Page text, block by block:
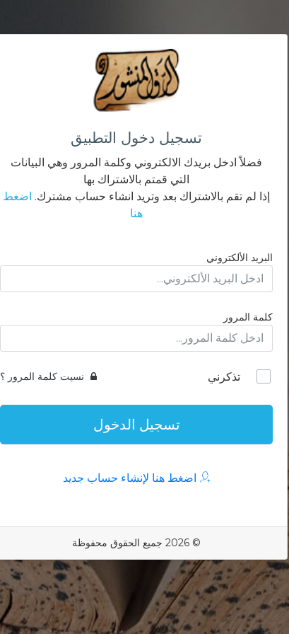
تسجيل دخول التطبيق
فضلاً ادخل بريدك الالكتروني وكلمة المرور وهي البيانات
التي قمتم بالاشتراك بها
إذا لم تقم بالاشتراك بعد وتريد انشاء حساب مشترك. اضغط
هنا
البريد الألكتروني
كلمة المرور
تذكرني نسيت كلمة المرور ؟
تسجيل الدخول
اضغط هنا لإنشاء حساب جديد
© 2026 جميع الحقوق محفوظة